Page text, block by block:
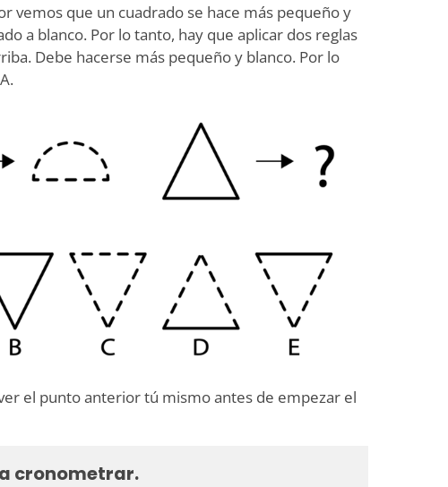
vemos que un cuadrado se hace más pequeño y
a blanco. Por lo tanto, hay que aplicar dos reglas
Debe hacerse más pequeño y blanco. Por lo
el punto anterior tú mismo antes de empezar el
cronometrar.